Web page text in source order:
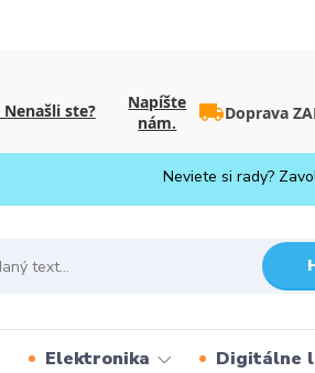
ste?
Napíšte
nám.
Doprava
Neviete si rady?
Elektronika Digitálne